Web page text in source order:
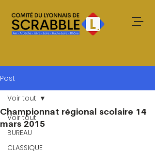
Post
Voir tout
BUREAU
CLASSIQUE
Voir tout
Championnat régional scolaire 14
mars 2015